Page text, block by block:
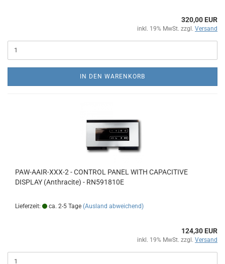
320,00 EUR
inkl. 19% MwSt. zzgl. Versand
IN DEN WARENKORB
PAW-AAIR-XXX-2 - CONTROL PANEL WITH CAPACITIVE
DISPLAY (Anthracite) - RN591810E
Lieferzeit: ca. 2-5 Tage (Ausland abweichend)
124,30 EUR
inkl. 19% MwSt. zzgl. Versand